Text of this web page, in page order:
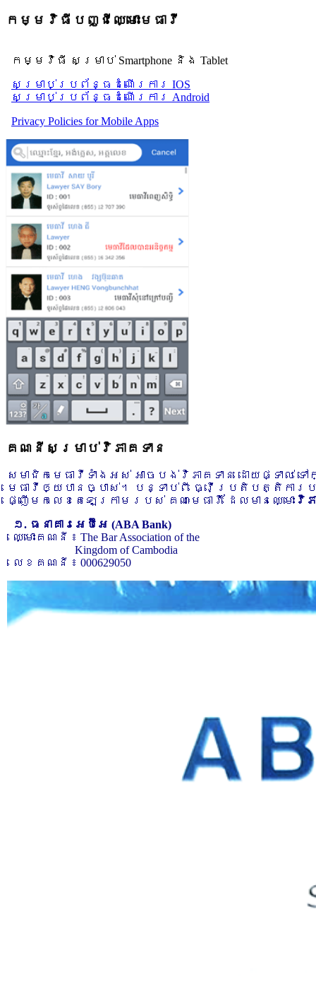
កម្មវិធីបញ្ជីឈ្មោះមេធាវី
កម្មវិធី សម្រាប់ Smartphone និង Tablet
សម្រាប់​ប្រព័ន្ធដំណើរការ IOS
សម្រាប់​ប្រព័ន្ធដំណើរការ Android
Privacy Policies for Mobile Apps
គណនីសម្រាប់វិភាគទាន
សមាជិកមេធាវីទាំងអស់ អាចបង់វិភាគទាន ដោយផ្ទាល់
មេធាវីឲ្យបានច្បាស់។ បន្ទាប់ពី ធ្វើប្រតិបត្តិកា
ផ្ញើមកលេខតេឡេក្រាមរបស់ គណៈមេធាវី ដែលមានឈ្មោះ វិភ
១. ធនាគារអេប៊ីអេ (ABA Bank)
ឈ្មោះគណនី ៖ The Bar Association of the
Kingdom of Cambodia
លេខគណនី ៖ 000629050